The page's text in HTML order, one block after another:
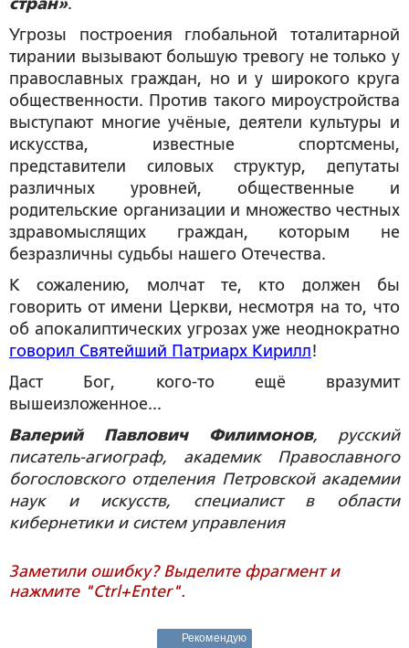
Угрозы построения глобальной тоталитарной
тирании вызывают большую тревогу не только у
православных граждан, но и у широкого круга
общественности. Против такого мироустройства
выступают многие учёные, деятели культуры и
искусства, известные спортсмены,
представители силовых структур, депутаты
различных уровней, общественные и
родительские организации и множество честных
здравомыслящих граждан, которым не
безразличны судьбы нашего Отечества.
К сожалению, молчат те, кто должен бы
говорить от имени Церкви, несмотря на то, что
об апокалиптических угрозах уже неоднократно
говорил Святейший Патриарх Кирилл!
Даст Бог, кого-то ещё вразумит
вышеизложенное...
Валерий Павлович Филимонов, русский
писатель-агиограф, академик Православного
богословского отделения Петровской академии
наук и искусств, специалист в области
кибернетики и систем управления
Заметили ошибку? Выделите фрагмент и
нажмите "Ctrl+Enter".
Рекомендую